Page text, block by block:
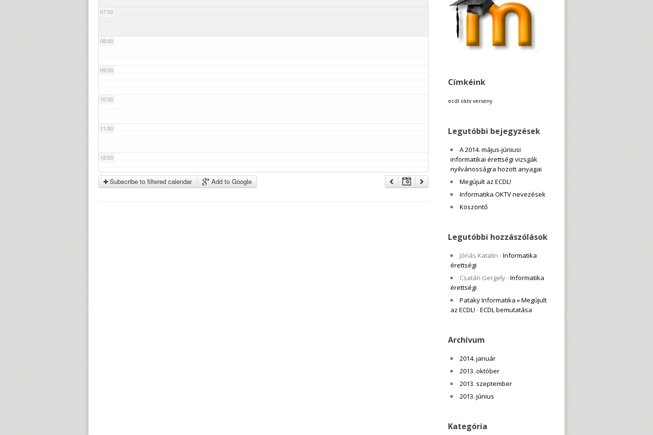
07:00
08:00
09:00
10:00
11:00
12:00
13:00
Subscribe to filtered calendar Add to Google
Címkéink
ecdl oktv verseny
Legutóbbi bejegyzések
A 2014. május-júniusi
informatikai érettségi vizsgák
nyilvánosságra hozott anyagai
Megújult az ECDL!
Informatika OKTV nevezések
Köszöntő
Legutóbbi hozzászólások
Jónás Katalin -Informatika
érettségi
Csatári Gergely-Informatika
érettségi
Pataky Informatika » Megújult
az ECDL! -ECDL bemutatása
Archívum
2014. január
2013. október
2013. szeptember
2013. június
Kategória